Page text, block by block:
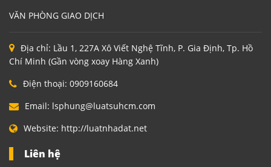
VĂN PHÒNG GIAO DỊCH
Địa chỉ: Lầu 1, 227A Xô Viết Nghệ Tĩnh, P. Gia Định, Tp. Hồ
Chí Minh (Gần vòng xoay Hàng Xanh)
Điện thoại: 0909160684
Email: lsphung@luatsuhcm.com
Website: http://luatnhadat.net
Liên hệ